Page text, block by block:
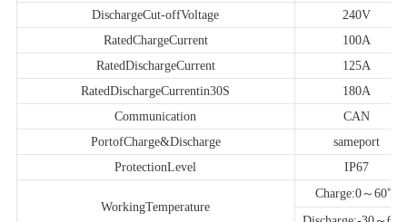
DischargeCut-offVoltage
240V
RatedChargeCurrent
100A
RatedDischargeCurrent
125A
RatedDischargeCurrentin30S
180A
Communication
CAN
PortofCharge&Discharge
sameport
ProtectionLevel
IP67
WorkingTemperature
Charge:0～60℃